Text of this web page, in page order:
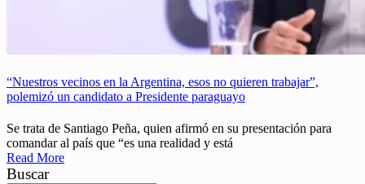
“Nuestros vecinos en la Argentina, esos no quieren trabajar”,
polemizó un candidato a Presidente paraguayo
Se trata de Santiago Peña, quien afirmó en su presentación para
comandar al país que “es una realidad y está
Read More
Buscar